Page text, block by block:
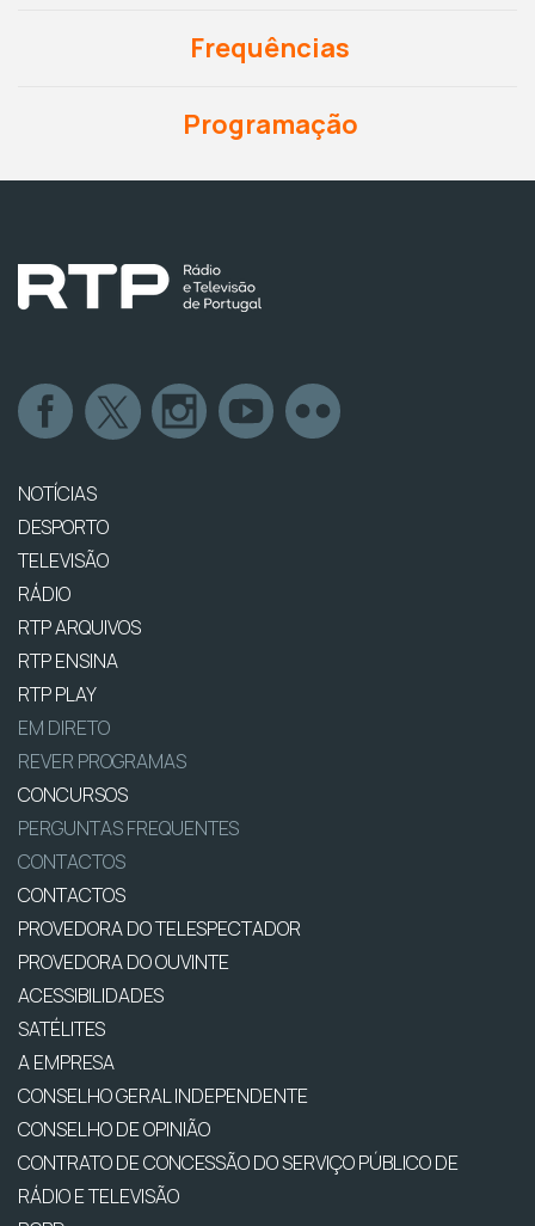
Frequências
Programação
NOTÍCIAS
DESPORTO
TELEVISÃO
RÁDIO
RTP ARQUIVOS
RTP ENSINA
RTP PLAY
EM DIRETO
REVER PROGRAMAS
CONCURSOS
PERGUNTAS FREQUENTES
CONTACTOS
CONTACTOS
PROVEDORA DO TELESPECTADOR
PROVEDORA DO OUVINTE
ACESSIBILIDADES
SATÉLITES
A EMPRESA
CONSELHO GERAL INDEPENDENTE
CONSELHO DE OPINIÃO
CONTRATO DE CONCESSÃO DO SERVIÇO PÚBLICO DE
RÁDIO E TELEVISÃO